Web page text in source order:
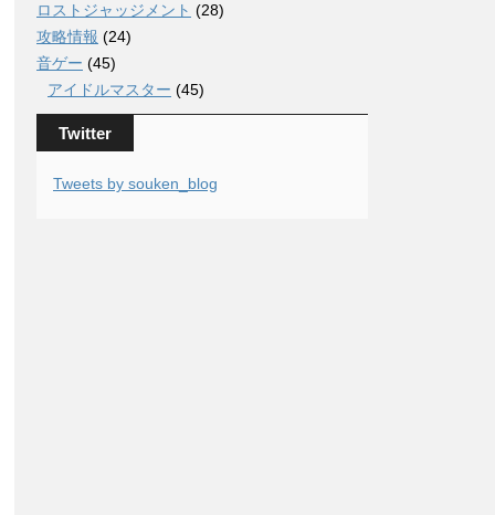
ロストジャッジメント (28)
攻略情報 (24)
音ゲー (45)
アイドルマスター (45)
Twitter
Tweets by souken_blog